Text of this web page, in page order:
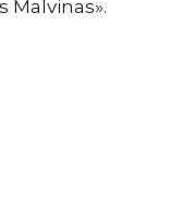
Malvinas».